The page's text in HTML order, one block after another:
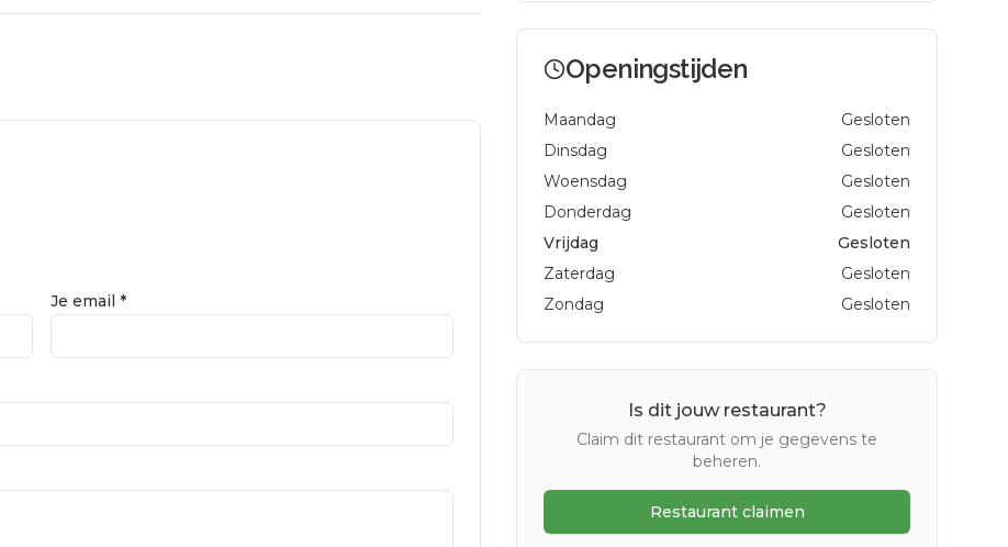
Je email *
Openingstijden
Maandag
Gesloten
Dinsdag
Gesloten
Woensdag
Gesloten
Donderdag
Gesloten
Vrijdag
Gesloten
Zaterdag
Gesloten
Zondag
Gesloten
Is dit jouw restaurant?
Claim dit restaurant om je gegevens te
beheren.
Restaurant claimen